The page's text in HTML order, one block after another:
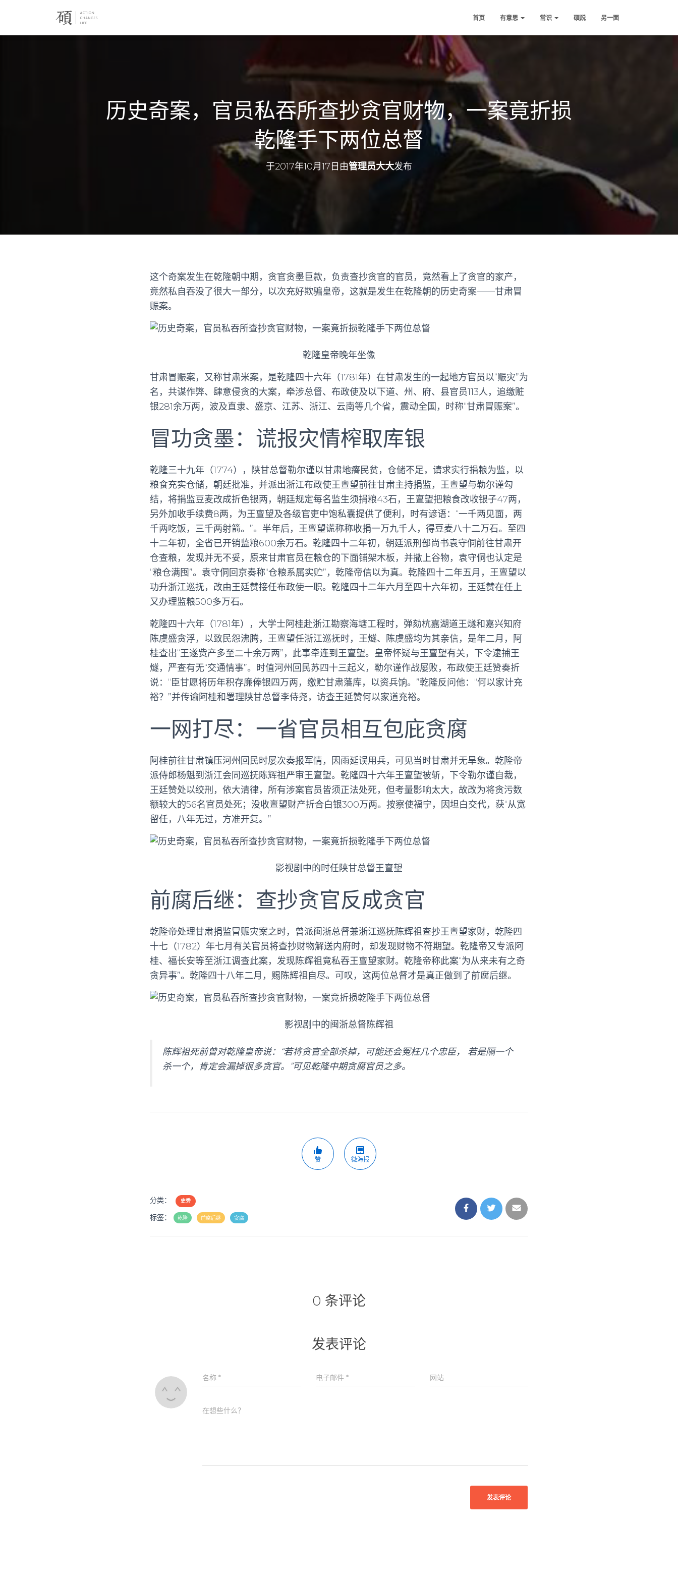
首页 有意思 常识 碩説 另一面
历史奇案，官员私吞所查抄贪官财物，一案竟折损
乾隆手下两位总督
于2017年10月17日 由管理员大大发布
这个奇案发生在乾隆朝中期，贪官贪墨巨款，负责查抄贪官的官员，竟然看上了贪官的家产，
竟然私自吞没了很大一部分，以次充好欺骗皇帝，这就是发生在乾隆朝的历史奇案——甘肃冒
赈案。
乾隆皇帝晚年坐像
甘肃冒赈案，又称甘肃米案，是乾隆四十六年（1781年）在甘肃发生的一起地方官员以“赈灾”为
名，共谋作弊、肆意侵贪的大案，牵涉总督、布政使及以下道、州、府、县官员113人，追缴赃
银281余万两，波及直隶、盛京、江苏、浙江、云南等几个省，震动全国，时称“甘肃冒赈案”。
冒功贪墨：谎报灾情榨取库银
乾隆三十九年（1774），陕甘总督勒尔谨以甘肃地瘠民贫，仓储不足，请求实行捐粮为监，以
粮食充实仓储，朝廷批准，并派出浙江布政使王亶望前往甘肃主持捐监，王亶望与勒尔谨勾
结，将捐监豆麦改成折色银两，朝廷规定每名监生须捐粮43石，王亶望把粮食改收银子47两，
另外加收手续费8两，为王亶望及各级官吏中饱私囊提供了便利，时有谚语：“一千两见面，两
千两吃饭，三千两射箭。”。半年后，王亶望谎称称收捐一万九千人，得豆麦八十二万石。至四
十二年初，全省已开销监粮600余万石。乾隆四十二年初，朝廷派刑部尚书袁守侗前往甘肃开
仓查粮，发现并无不妥，原来甘肃官员在粮仓的下面铺架木板，并撒上谷物，袁守侗也认定是
“粮仓满囤”。袁守侗回京奏称“仓粮系属实贮”，乾隆帝信以为真。乾隆四十二年五月，王亶望以
功升浙江巡抚，改由王廷赞接任布政使一职。乾隆四十二年六月至四十六年初，王廷赞在任上
又办理监粮500多万石。
乾隆四十六年（1781年），大学士阿桂赴浙江勘察海塘工程时，弹劾杭嘉湖道王燧和嘉兴知府
陈虞盛贪浮，以致民怨沸腾，王亶望任浙江巡抚时，王燧、陈虞盛均为其亲信，是年二月，阿
桂查出“王遂赀产多至二十余万两”，此事牵连到王亶望。皇帝怀疑与王亶望有关，下令逮捕王
燧，严查有无“交通情事”。时值河州回民苏四十三起义，勒尔谨作战屡败，布政使王廷赞奏折
说：“臣甘愿将历年积存廉俸银四万两，缴贮甘肃藩库，以资兵饷。”乾隆反问他：“何以家计充
裕？”并传谕阿桂和署理陕甘总督李侍尧，访查王延赞何以家道充裕。
一网打尽：一省官员相互包庇贪腐
阿桂前往甘肃镇压河州回民时屡次奏报军情，因雨延误用兵，可见当时甘肃并无旱象。乾隆帝
派侍郎杨魁到浙江会同巡抚陈辉祖严审王亶望。乾隆四十六年王亶望被斩，下令勒尔谨自裁，
王廷赞处以绞刑，依大清律，所有涉案官员皆须正法处死，但考量影响太大，故改为将贪污数
额较大的56名官员处死；没收亶望财产折合白银300万两。按察使福宁，因坦白交代，获“从宽
留任，八年无过，方准开复。”
影视剧中的时任陕甘总督王亶望
前腐后继：查抄贪官反成贪官
乾隆帝处理甘肃捐监冒赈灾案之时，曾派闽浙总督兼浙江巡抚陈辉祖查抄王亶望家财，乾隆四
十七（1782）年七月有关官员将查抄财物解送内府时，却发现财物不符期望。乾隆帝又专派阿
桂、福长安等至浙江调查此案，发现陈辉祖竟私吞王亶望家财。乾隆帝称此案“为从来未有之奇
贪异事”。乾隆四十八年二月，赐陈辉祖自尽。可叹，这两位总督才是真正做到了前腐后继。
影视剧中的闽浙总督陈辉祖
陈辉祖死前曾对乾隆皇帝说：“若将贪官全部杀掉，可能还会冤枉几个忠臣， 若是隔一个
杀一个，肯定会漏掉很多贪官。”可见乾隆中期贪腐官员之多。
赞 微海报
分类： 史秀
标签： 乾隆 前腐后继 贪腐
0 条评论
发表评论
名称 * 电子邮件* 网站
在想些什么？